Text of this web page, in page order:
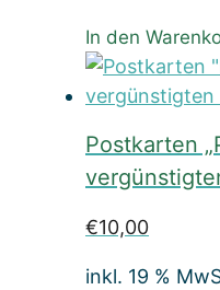
In den
Postkarten
€10,00
inkl. 19 %